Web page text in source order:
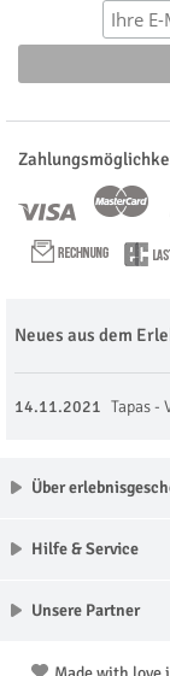
Neues aus dem
14.11.2021 Tapas -
Über
Hilfe & Service
Unsere Partner